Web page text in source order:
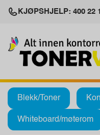
KJØPSHJELP: 400 22
Blekk/Toner
Whiteboard/møterom